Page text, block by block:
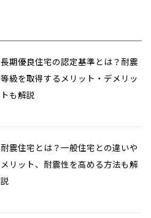
長期優良住宅の認定基準とは？耐震
等級を取得するメリット・デメリッ
トも解説
耐震住宅とは？一般住宅との違いや
メリット、耐震性を高める方法も解
説